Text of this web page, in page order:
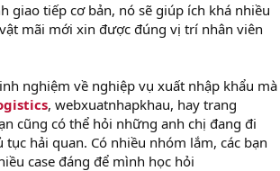
giao tiếp cơ bản, nó sẽ giúp ích khá nhiều
mãi mới xin được đúng vị trí nhân viên
nghiệm về nghiệp vụ xuất nhập khẩu mà
, webxuatnhapkhau, hay trang
cũng có thể hỏi những anh chị đang đi
hải quan. Có nhiều nhóm lắm, các bạn
case đáng để mình học hỏi